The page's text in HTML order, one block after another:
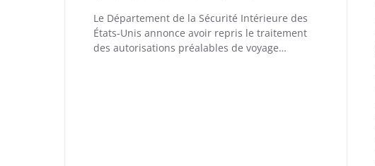
Le Département de la Sécurité Intérieure des
États-Unis annonce avoir repris le traitement
des autorisations préalables de voyage…